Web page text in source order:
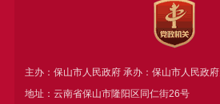
主办：保山市人民政府 承办：保山市人民政
地址：云南省保山市隆阳区同仁街26号